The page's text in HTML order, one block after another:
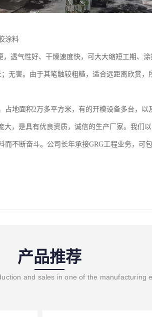
涂料
透气性好、干燥速度快，可大大缩短工期、
无害。由于其笔触较粗糙，适合远距离欣赏
占地面积2万多平方米，有的开模设备多台，
大，是具有优良资质，诚信的生产厂家。我们
而不断奋斗。公司长年承接GRG工程业务，可
产品推荐
and sales in one of the manufacturing